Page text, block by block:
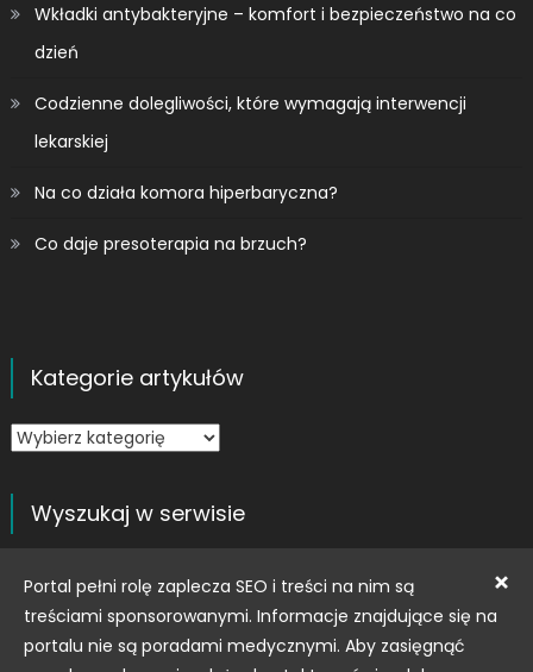
×
Portal pełni rolę zaplecza SEO i treści na nim są
treściami sponsorowanymi. Informacje znajdujące się na
portalu nie są poradami medycznymi. Aby zasięgnąć
Wkładki antybakteryjne – komfort i bezpieczeństwo na co
dzień
Codzienne dolegliwości, które wymagają interwencji
lekarskiej
Na co działa komora hiperbaryczna?
Co daje presoterapia na brzuch?
Kategorie artykułów
Kategorie
Wyszukaj w serwisie